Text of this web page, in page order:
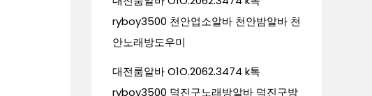
ryboy3500 천안업소알바 천안밤알바 천
안노래방도우미
대전룸알바 O1O.2062.3474 k톡
ryboy3500 덕진구노래방알바 덕진구밤